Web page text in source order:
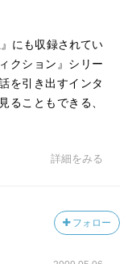
にも収録されてい
クション』シリー
を引き出すインタ
ることもできる、
詳細をみる
フォロー